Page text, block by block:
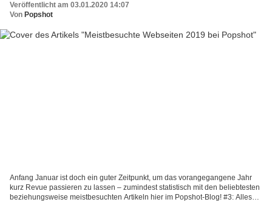
Veröffentlicht am 03.01.2020 14:07
Von Popshot
Anfang Januar ist doch ein guter Zeitpunkt, um das vorangegangene Jahr
kurz Revue passieren zu lassen – zumindest statistisch mit den beliebtesten
beziehungsweise meistbesuchten Artikeln hier im Popshot-Blog! #3: Alles